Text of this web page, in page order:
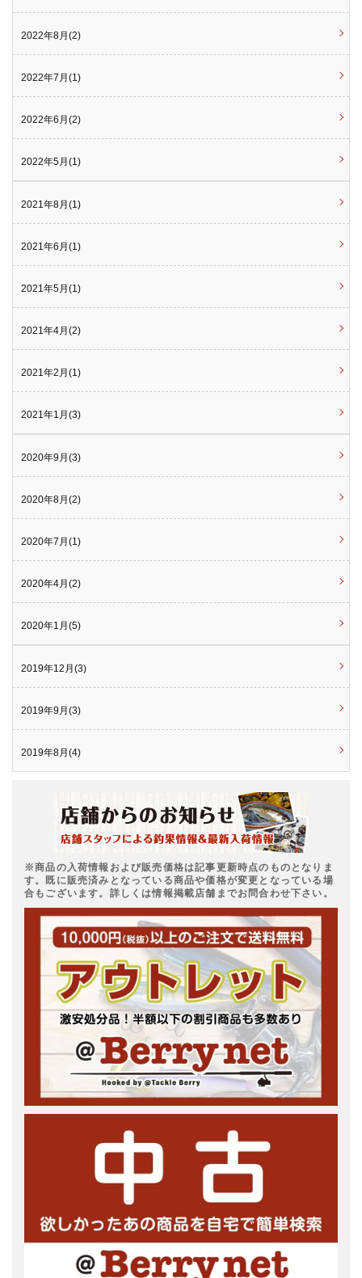
2022年8月(2)
2022年7月(1)
2022年6月(2)
2022年5月(1)
2021年8月(1)
2021年6月(1)
2021年5月(1)
2021年4月(2)
2021年2月(1)
2021年1月(3)
2020年9月(3)
2020年8月(2)
2020年7月(1)
2020年4月(2)
2020年1月(5)
2019年12月(3)
2019年9月(3)
2019年8月(4)
※商品の入荷情報および販売価格は記事更新時点のものとなりま
す。既に販売済みとなっている商品や価格が変更となっている場
合もございます。詳しくは情報掲載店舗までお問合わせ下さい。